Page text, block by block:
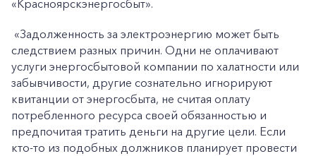
«Красноярскэнергосбыт».
«Задолженность за электроэнергию может быть
следствием разных причин. Одни не оплачивают
услуги энергосбытовой компании по халатности или
забывчивости, другие сознательно игнорируют
квитанции от энергосбыта, не считая оплату
потребленного ресурса своей обязанностью и
предпочитая тратить деньги на другие цели. Если
кто-то из подобных должников планирует провести